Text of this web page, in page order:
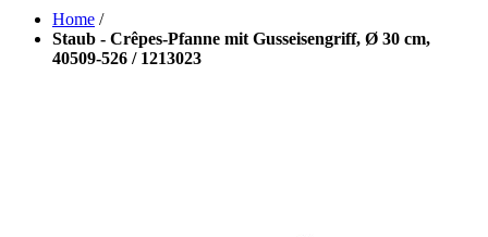
Home /
Staub - Crêpes-Pfanne mit Gusseisengriff, Ø 30 cm,
40509-526 / 1213023